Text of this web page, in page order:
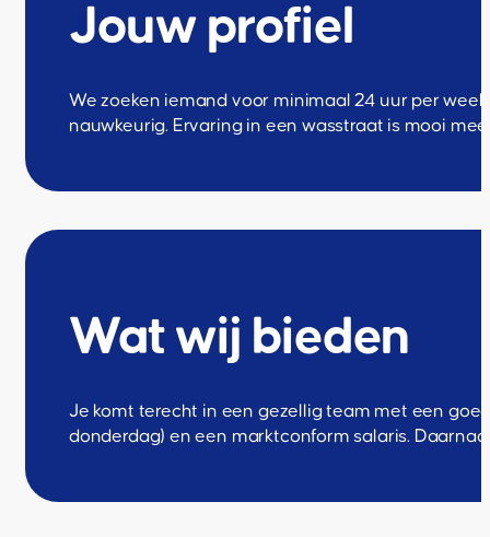
Jouw profiel
We zoeken iemand voor minimaal 24 uur per
nauwkeurig. Ervaring in een wasstraat is mooi
Wat wij bieden
Je komt terecht in een gezellig team met een
donderdag) en een marktconform salaris.